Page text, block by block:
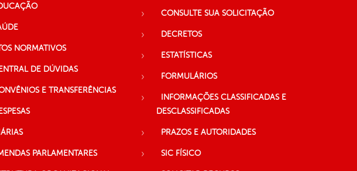
NORMATIVOS
DE DÚVIDAS
E TRANSFERÊNCIAS
PARLAMENTARES
CONSULTE SUA SOLICITAÇÃO
DECRETOS
ESTATÍSTICAS
FORMULÁRIOS
INFORMAÇÕES CLASSIFICADAS E
DESCLASSIFICADAS
PRAZOS E AUTORIDADES
SIC FÍSICO